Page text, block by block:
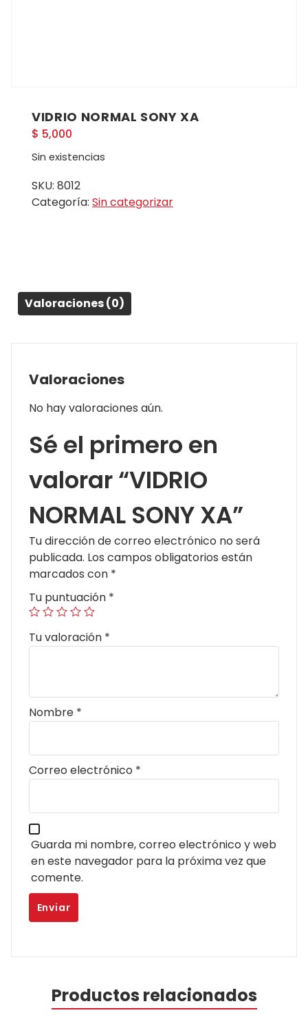
VIDRIO NORMAL SONY XA
$ 5,000
Sin existencias
SKU: 8012
Categoría: Sin categorizar
Valoraciones (0)
Valoraciones
No hay valoraciones aún.
Sé el primero en
valorar “VIDRIO
NORMAL SONY XA”
Tu dirección de correo electrónico no será
publicada. Los campos obligatorios están
marcados con *
Tu puntuación *
Tu valoración *
Nombre *
Correo electrónico *
Guarda mi nombre, correo electrónico y web
en este navegador para la próxima vez que
comente.
Productos relacionados